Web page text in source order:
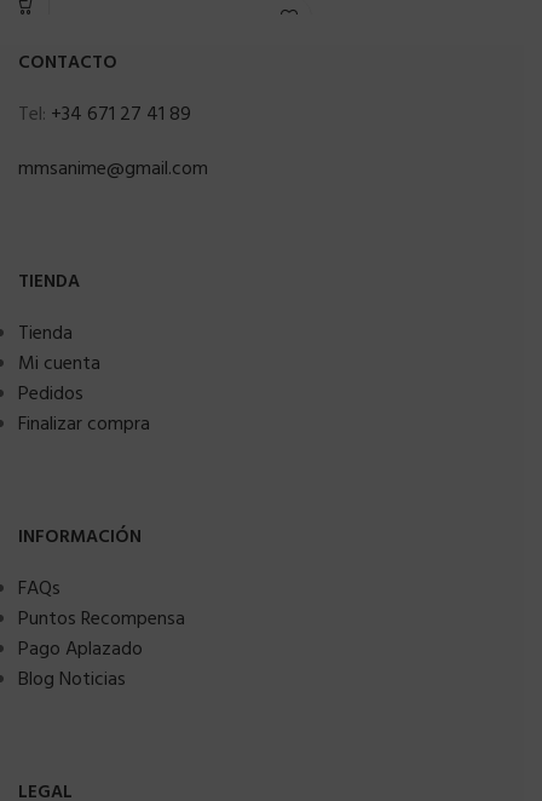
CONTACTO
Tel: +34 671 27 41 89
mmsanime@gmail.com
TIENDA
Tienda
Mi cuenta
Pedidos
Finalizar compra
INFORMACIÓN
FAQs
Puntos Recompensa
Pago Aplazado
Blog Noticias
LEGAL